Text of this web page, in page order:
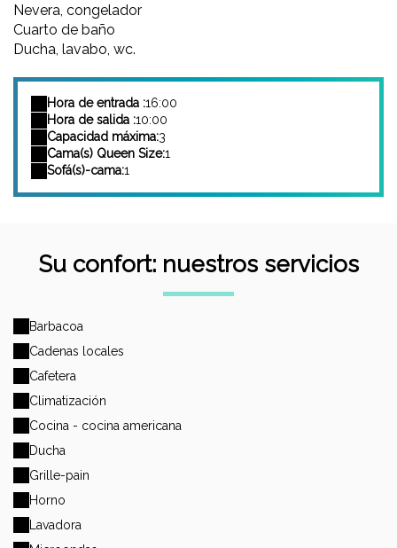
Nevera, congelador
Cuarto de baño
Ducha, lavabo, wc.
Hora de entrada :16:00
Hora de salida :10:00
Capacidad máxima:3
Cama(s) Queen Size:1
Sofá(s)-cama:1
Su confort: nuestros servicios
Barbacoa
Cadenas locales
Cafetera
Climatización
Cocina - cocina americana
Ducha
Grille-pain
Horno
Lavadora